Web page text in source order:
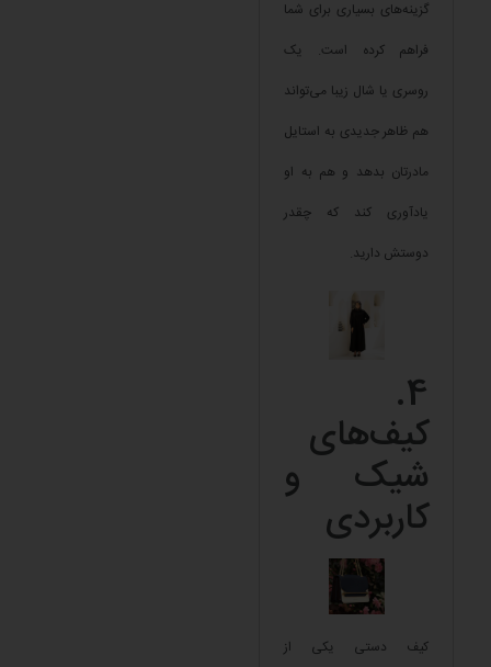
گزینه‌های بسیاری برای شما
فراهم کرده است. یک
روسری یا شال زیبا می‌تواند
هم ظاهر جدیدی به استایل
مادرتان بدهد و هم به او
یادآوری کند که چقدر
دوستش دارید.
4.
کیف‌های
شیک و
کاربردی
کیف دستی یکی از